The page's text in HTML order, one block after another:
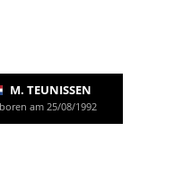
M. TEUNISSEN
am 25/08/1992